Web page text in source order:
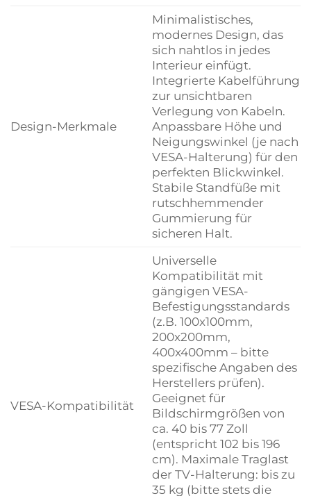
Design-Merkmale
Minimalistisches,
modernes Design, das
sich nahtlos in jedes
Interieur einfügt.
Integrierte Kabelführung
zur unsichtbaren
Verlegung von Kabeln.
Anpassbare Höhe und
Neigungswinkel (je nach
VESA-Halterung) für den
perfekten Blickwinkel.
Stabile Standfüße mit
rutschhemmender
Gummierung für
sicheren Halt.
VESA-Kompatibilität
Universelle
Kompatibilität mit
gängigen VESA-
Befestigungsstandards
(z.B. 100x100mm,
200x200mm,
400x400mm – bitte
spezifische Angaben des
Herstellers prüfen).
Geeignet für
Bildschirmgrößen von
ca. 40 bis 77 Zoll
(entspricht 102 bis 196
cm). Maximale Traglast
der TV-Halterung: bis zu
35 kg (bitte stets die